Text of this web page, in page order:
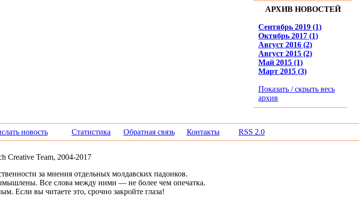
АРХИВ НОВОСТЕЙ
Сентябрь 2019 (1)
Октябрь 2017 (1)
Август 2016 (2)
Август 2015 (2)
Май 2015 (1)
Март 2015 (3)
Показать / скрыть весь
архив
новость Статистика Обратная связь Контакты RSS 2.0
Creative Team, 2004-2017
за мнения отдельных молдавских падонков.
Все слова между ними — не более чем опечатка.
Если вы читаете это, срочно закройте глаза!